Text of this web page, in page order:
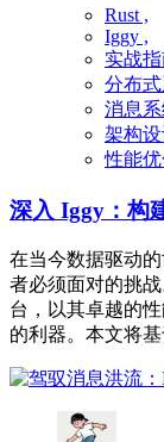
Rust ,
Iggy ,
实战
分布
消息系
架构设
性能
深入 Iggy：构
在当今数据驱动
者必须面对的挑
台，以其卓越的
的利器。本文将